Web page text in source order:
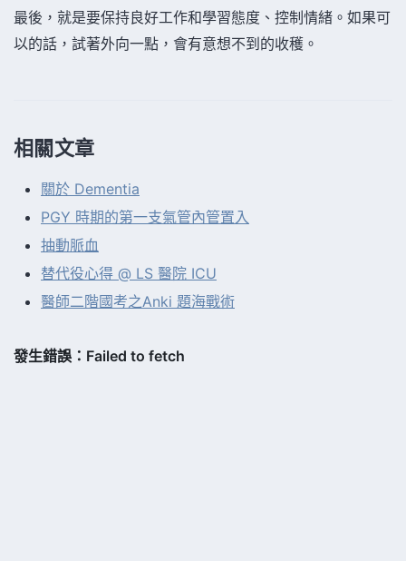
最後，就是要保持良好工作和學習態度、控制情緒。如果可
以的話，試著外向一點，會有意想不到的收穫。
相關文章
關於 Dementia
PGY 時期的第一支氣管內管置入
抽動脈血
替代役心得 @ LS 醫院 ICU
醫師二階國考之Anki 題海戰術